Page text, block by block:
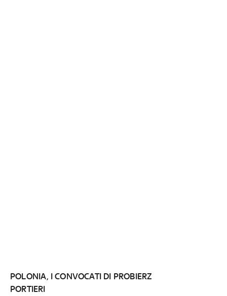
POLONIA, I CONVOCATI DI PROBIERZ
PORTIERI